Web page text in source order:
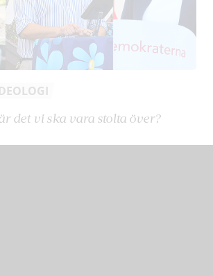
det vi ska vara stolta över?